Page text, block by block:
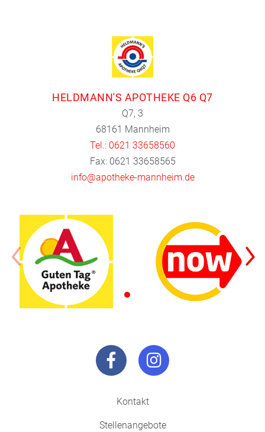
HELDMANN'S APOTHEKE Q6 Q7
Q7, 3
68161 Mannheim
Tel.: 0621 33658560
Fax: 0621 33658565
info@apotheke-mannheim.de
Kontakt
Stellenangebote